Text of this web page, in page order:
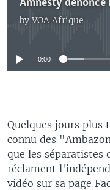
byVOA Afrique
No media
0:00
Quelques jours plus
connu des
que les séparatistes
réclament
vidéo sur sa page